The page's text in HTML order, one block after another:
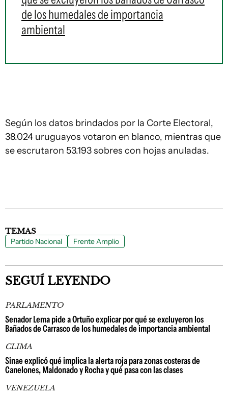
de los humedales de importancia
ambiental
Según los datos brindados por la Corte Electoral,
38.024 uruguayos votaron en blanco, mientras que
se escrutaron 53.193 sobres con hojas anuladas.
TEMAS
Partido Nacional Frente Amplio
SEGUÍ LEYENDO
PARLAMENTO
Senador Lema pide a Ortuño explicar por qué se excluyeron los
Bañados de Carrasco de los humedales de importancia ambiental
CLIMA
Sinae explicó qué implica la alerta roja para zonas costeras de
Canelones, Maldonado y Rocha y qué pasa con las clases
VENEZUELA